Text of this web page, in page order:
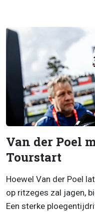
Van der Poel
Tourstart
Hoewel Van der Poel
op ritzeges zal jagen,
Een sterke